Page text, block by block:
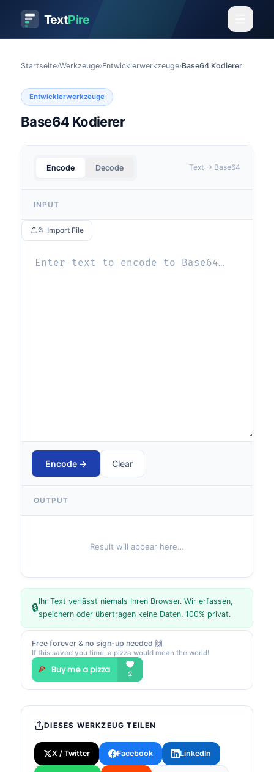
TextPire
Startseite›Werkzeuge›Entwicklerwerkzeuge›Base64 Kodierer
Entwicklerwerkzeuge
Base64 Kodierer
Encode Decode Text → Base64
INPUT
📂 Import File
Encode → Clear
OUTPUT
Result will appear here…
🔒Ihr Text verlässt niemals Ihren Browser. Wir erfassen,
speichern oder übertragen keine Daten. 100% privat.
Free forever & no sign-up needed 🙌
If this saved you time, a pizza would mean the world!
DIESES WERKZEUG TEILEN
X / Twitter Facebook LinkedIn